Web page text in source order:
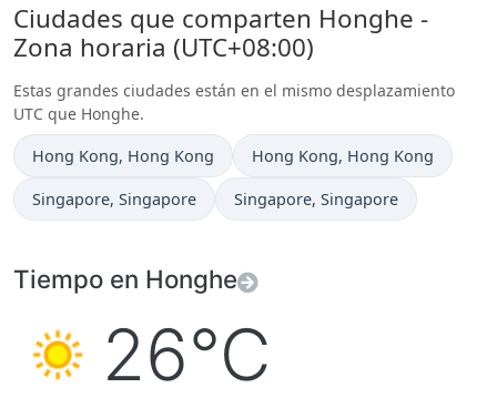
Ciudades que comparten Honghe -
Zona horaria (UTC+08:00)
Estas grandes ciudades están en el mismo desplazamiento
UTC que Honghe.
Hora actual en
Hong Kong, Hong Kong Hora actual en
Hong Kong, Hong Kong
Hora actual en
Singapore, Singapore Hora actual en
Singapore, Singapore
Tiempo en Honghe
26°C